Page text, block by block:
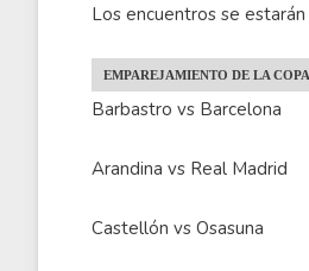
Los encuentros se
EMPAREJAMIENTO DE LA
Barbastro vs Barcelona
Arandina vs Real Madrid
Castellón vs Osasuna